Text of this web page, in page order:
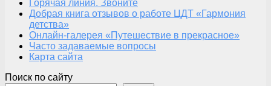
Горячая линия. Звоните
Добрая книга отзывов о работе ЦДТ «Гармония
детства»
Онлайн-галерея «Путешествие в прекрасное»
Часто задаваемые вопросы
Карта сайта
Поиск по сайту